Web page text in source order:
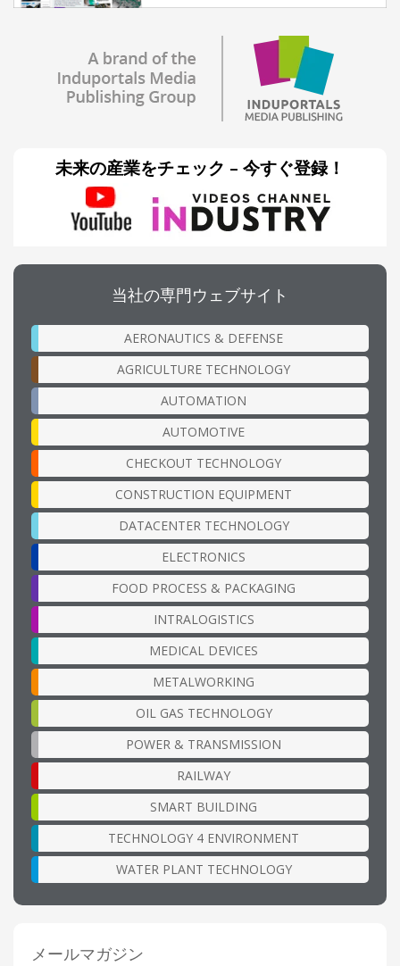
未来の産業をチェック – 今すぐ登録！
当社の専門ウェブサイト
AERONAUTICS & DEFENSE
AGRICULTURE TECHNOLOGY
AUTOMATION
AUTOMOTIVE
CHECKOUT TECHNOLOGY
CONSTRUCTION EQUIPMENT
DATACENTER TECHNOLOGY
ELECTRONICS
FOOD PROCESS & PACKAGING
INTRALOGISTICS
MEDICAL DEVICES
METALWORKING
OIL GAS TECHNOLOGY
POWER & TRANSMISSION
RAILWAY
SMART BUILDING
TECHNOLOGY 4 ENVIRONMENT
WATER PLANT TECHNOLOGY
メールマガジン